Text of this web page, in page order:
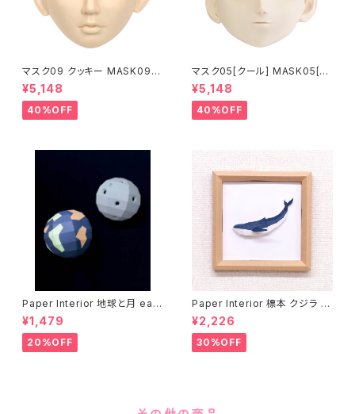
マスク09 クッキー MASK09
“COOKIE”
¥5,148
40%OFF
マスク05[クール] MASK05[C
OOL]
¥5,148
40%OFF
Paper Interior 地球と月 eart
h and moon
¥1,479
20%OFF
Paper Interior 標本 クジラ s
pecimen whale
¥2,226
30%OFF